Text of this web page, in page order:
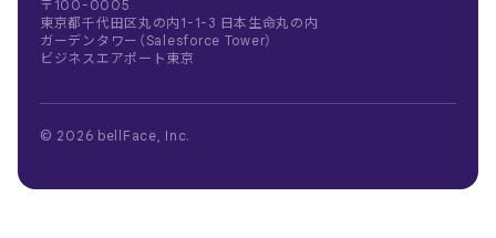
〒100-0005
東京都千代田区丸の内1-1-3 日本生命丸の内
ガーデンタワー（Salesforce Tower）
ビジネスエアポート東京
© 2026 bellFace, Inc.